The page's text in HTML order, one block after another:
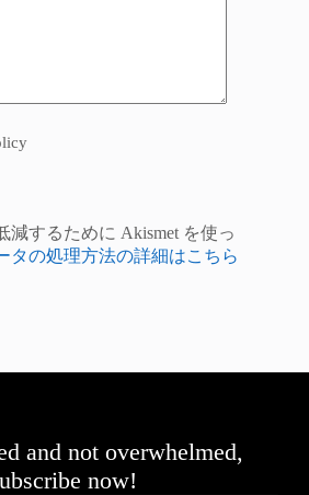
減するために Akismet を使っ
タの処理方法の詳細はこちら
and not overwhelmed,
now!